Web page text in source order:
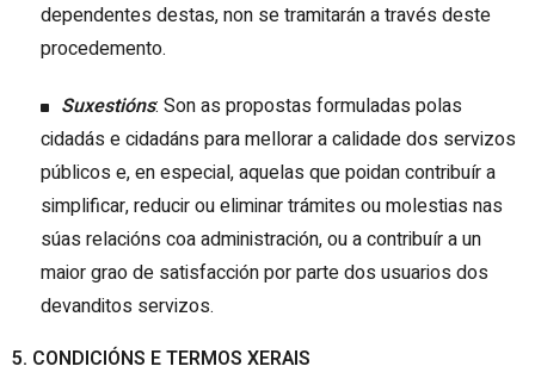
dependentes destas, non se tramitarán a través deste
procedemento.
Suxestións: Son as propostas formuladas polas
cidadás e cidadáns para mellorar a calidade dos servizos
públicos e, en especial, aquelas que poidan contribuír a
simplificar, reducir ou eliminar trámites ou molestias nas
súas relacións coa administración, ou a contribuír a un
maior grao de satisfacción por parte dos usuarios dos
devanditos servizos.
5. CONDICIÓNS E TERMOS XERAIS